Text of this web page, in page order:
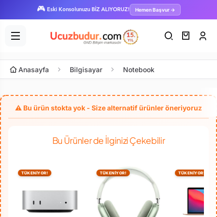
🎮 Eski Konsolunuzu BİZ ALIYORUZ! Hemen Başvur →
Anasayfa Bilgisayar Notebook
Bu Ürünler de İlginizi Çekebilir
TÜKENİYOR! TÜKENİYOR! TÜKENİYOR!